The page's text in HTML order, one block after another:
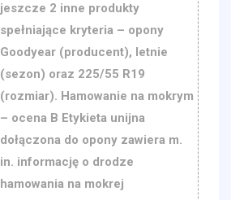
jeszcze 2 inne produkty
spełniające kryteria – opony
Goodyear (producent), letnie
(sezon) oraz 225/55 R19
(rozmiar). Hamowanie na mokrym
– ocena B Etykieta unijna
dołączona do opony zawiera m.
in. informację o drodze
hamowania na mokrej